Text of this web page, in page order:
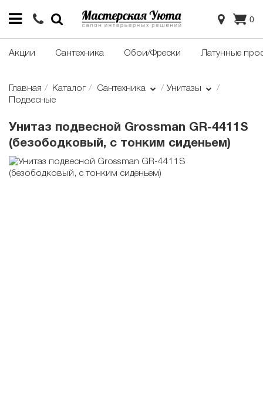
0
Акции Сантехника Обои/Фрески Латунные
Главная Каталог Сантехника
Унитазы
Подвесные
Унитаз подвесной Grossman GR-4411S
(безободковый, с тонким сиденьем)